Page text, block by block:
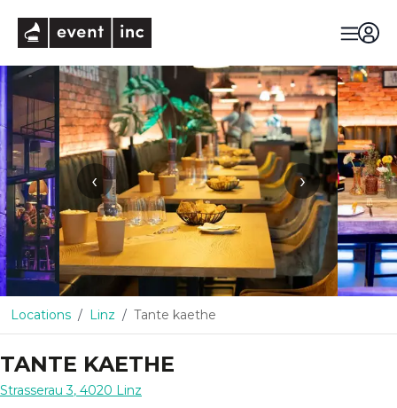
‹ ›
Locations Linz Tante kaethe
TANTE KAETHE
Strasserau 3, 4020 Linz